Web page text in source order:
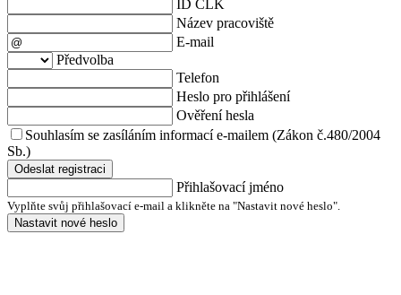
ID ČLK
Název pracoviště
E-mail
Předvolba
Telefon
Heslo pro přihlášení
Ověření hesla
Souhlasím se zasíláním informací e-mailem (Zákon č.480/2004
Sb.)
Odeslat registraci
Přihlašovací jméno
Vyplňte svůj přihlašovací e-mail a klikněte na "Nastavit nové heslo".
Nastavit nové heslo